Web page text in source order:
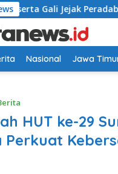
Jejak Peradaban dan
Nasional Jawa
HUT ke-29
Perkuat